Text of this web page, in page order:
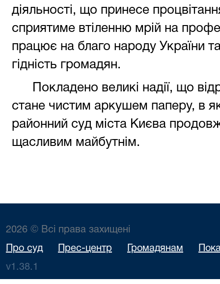
діяльності, що принесе
сприятиме втіленню мрій на
працює на благо народу України
гідність громадян.
Покладено великі надії, що
стане чистим аркушем паперу, в
районний суд міста Києва
щасливим майбутнім.
2026 © Всі права захищені
Про суд Прес-центр Громадянам
v1.38.1